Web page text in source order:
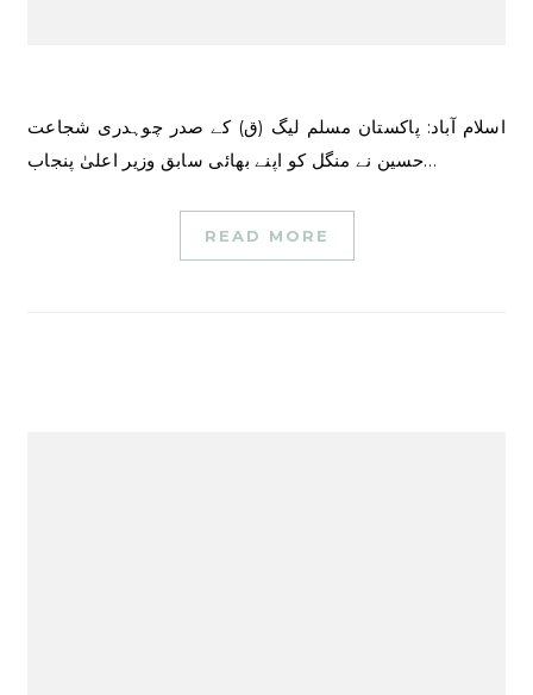
اسلام آباد: پاکستان مسلم لیگ (ق) کے صدر چوہدری شجاعت
حسین نے منگل کو اپنے بھائی سابق وزیر اعلیٰ پنجاب…
READ MORE